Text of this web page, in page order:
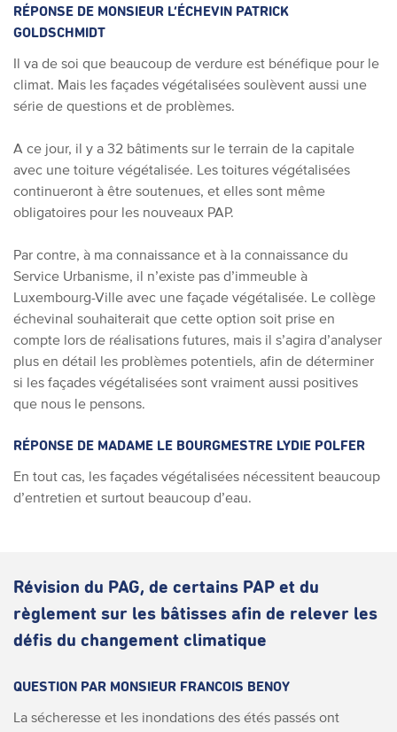
RÉPONSE DE MONSIEUR L’ÉCHEVIN PATRICK
GOLDSCHMIDT
Il va de soi que beaucoup de verdure est bénéfique pour le
climat. Mais les façades végétalisées soulèvent aussi une
série de questions et de problèmes.
A ce jour, il y a 32 bâtiments sur le terrain de la capitale
avec une toiture végétalisée. Les toitures végétalisées
continueront à être soutenues, et elles sont même
obligatoires pour les nouveaux PAP.
Par contre, à ma connaissance et à la connaissance du
Service Urbanisme, il n’existe pas d’immeuble à
Luxembourg-Ville avec une façade végétalisée. Le collège
échevinal souhaiterait que cette option soit prise en
compte lors de réalisations futures, mais il s’agira d’analyser
plus en détail les problèmes potentiels, afin de déterminer
si les façades végétalisées sont vraiment aussi positives
que nous le pensons.
RÉPONSE DE MADAME LE BOURGMESTRE LYDIE POLFER
En tout cas, les façades végétalisées nécessitent beaucoup
d’entretien et surtout beaucoup d’eau.
Révision du PAG, de certains PAP et du
règlement sur les bâtisses afin de relever les
défis du changement climatique
QUESTION PAR MONSIEUR FRANCOIS BENOY
La sécheresse et les inondations des étés passés ont